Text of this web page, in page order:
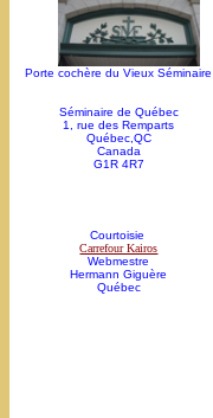
Porte cochère du Vieux Séminaire
Séminaire de Québec
1, rue des Remparts
Québec,QC
Canada
G1R 4R7
Courtoisie
Carrefour Kairos
Webmestre
Hermann Giguère
Québec